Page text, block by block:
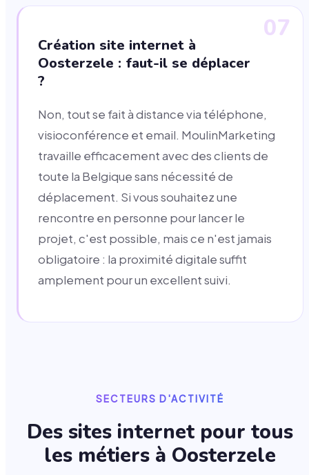
07
Création site internet à
Oosterzele : faut-il se déplacer
?
Non, tout se fait à distance via téléphone,
visioconférence et email. MoulinMarketing
travaille efficacement avec des clients de
toute la Belgique sans nécessité de
déplacement. Si vous souhaitez une
rencontre en personne pour lancer le
projet, c'est possible, mais ce n'est jamais
obligatoire : la proximité digitale suffit
amplement pour un excellent suivi.
SECTEURS D'ACTIVITÉ
Des sites internet pour tous
les métiers à Oosterzele